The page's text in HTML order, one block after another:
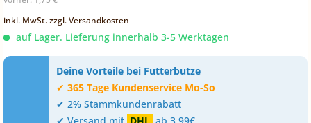
inkl. MwSt.zzgl. Versandkosten
auf Lager. Lieferung innerhalb 3-5 Werktagen
Deine Vorteile bei Futterbutze
✔ 365 Tage Kundenservice Mo-So
✔ 2% Stammkundenrabatt